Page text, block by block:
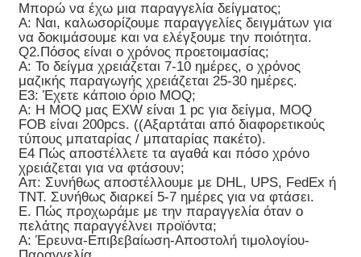
Μπορώ να έχω μια παραγγελία δείγματος;
Α: Ναι, καλωσορίζουμε παραγγελίες δειγμάτων για
να δοκιμάσουμε και να ελέγξουμε την ποιότητα.
Q2.Πόσος είναι ο χρόνος προετοιμασίας;
Α: Το δείγμα χρειάζεται 7-10 ημέρες, ο χρόνος
μαζικής παραγωγής χρειάζεται 25-30 ημέρες.
Ε3: Έχετε κάποιο όριο MOQ;
Α: Η MOQ μας EXW είναι 1 pc για δείγμα, MOQ
FOB είναι 200pcs. ((Αξαρτάται από διαφορετικούς
τύπους μπαταρίας / μπαταρίας πακέτο).
Ε4 Πώς αποστέλλετε τα αγαθά και πόσο χρόνο
χρειάζεται για να φτάσουν;
Απ: Συνήθως αποστέλλουμε με DHL, UPS, FedEx ή
TNT. Συνήθως διαρκεί 5-7 ημέρες για να φτάσει.
Ε. Πώς προχωράμε με την παραγγελία όταν ο
πελάτης παραγγέλνει προϊόντα;
Α: Έρευνα-Επιβεβαίωση-Αποστολή τιμολογίου-